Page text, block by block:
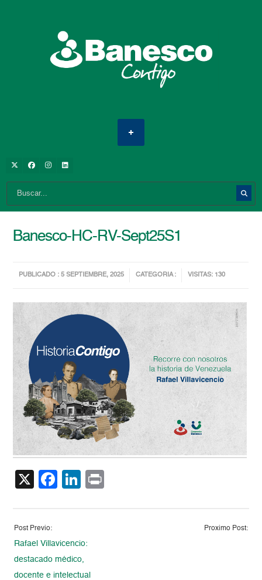
Banesco-HC-RV-Sept25S1
PUBLICADO : 5 SEPTIEMBRE, 2025 CATEGORIA : VISITAS: 130
X Facebook
LinkedIn
Post Previo:
Rafael Villavicencio:
destacado médico,
docente e intelectual
Proximo Post: